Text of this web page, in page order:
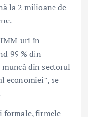
la 2 milioane de
IMM-uri în
99 % din
din sectorul
economiei”, se
formale, firmele